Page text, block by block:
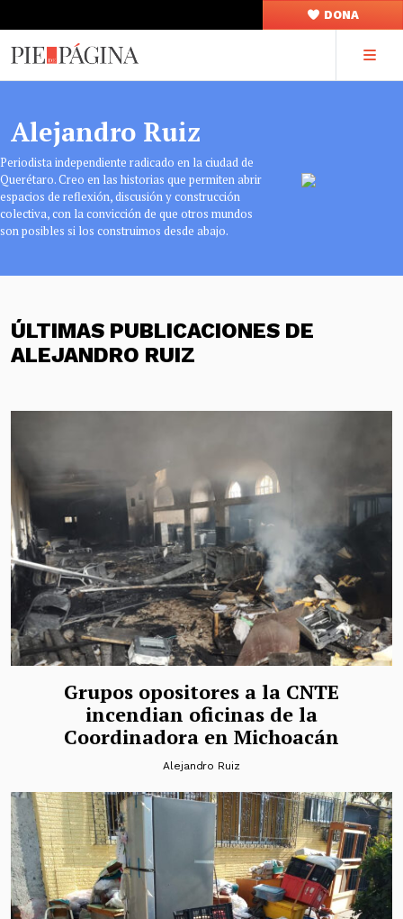
DONA
Alejandro Ruiz
Periodista independiente radicado en la ciudad de
Querétaro. Creo en las historias que permiten abrir
espacios de reflexión, discusión y construcción
colectiva, con la convicción de que otros mundos
son posibles si los construimos desde abajo.
ÚLTIMAS PUBLICACIONES DE
ALEJANDRO RUIZ
Grupos opositores a la CNTE
incendian oficinas de la
Coordinadora en Michoacán
Alejandro Ruiz